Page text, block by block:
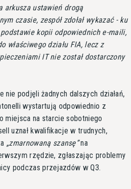
arkusza ustawień drogą
czasie, zespół zdołał wykazać - ku
kopii odpowiednich e-maili,
właściwego działu FIA, lecz z
IT nie został dostarczony
podjęli żadnych dalszych działań,
wystartują odpowiednio z
miejsca na starcie sobotniego
uznał kwalifikacje w trudnych,
zmarnowaną szansę na
rzędzie, zgłaszając problemy
podczas przejazdów w Q3.